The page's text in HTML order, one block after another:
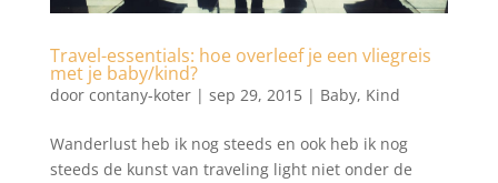
Travel-essentials: hoe overleef je een vliegreis
met je baby/kind?
door contany-koter| sep 29, 2015| Baby, Kind
Wanderlust heb ik nog steeds en ook heb ik nog
steeds de kunst van traveling light niet onder de